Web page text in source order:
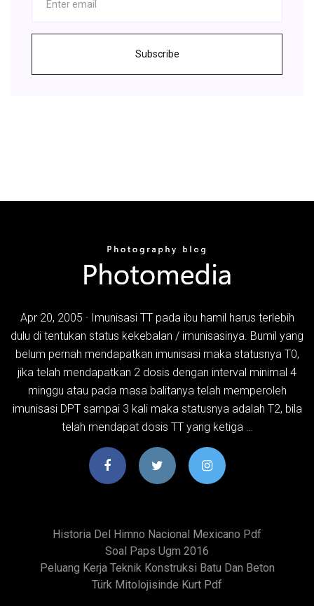
Subscribe
Apr 20, 2005 · Imunisasi TT pada ibu hamil harus terlebih
dulu di tentukan status kekebalan / imunisasinya. Bumil yang
belum pernah mendapatkan imunisasi maka statusnya T0,
jika telah mendapatkan 2 dosis dengan interval minimal 4
minggu atau pada masa balitanya telah memperoleh
imunisasi DPT sampai 3 kali maka statusnya adalah T2, bila
telah mendapat dosis TT yang ketiga …
Historia Del Himno Nacional Mexicano Pdf
Soal Paps Ugm 2016
Peluang Kerja Teknik Konstruksi Batu Dan Beton
Türk Mitolojisinde Kurt Pdf